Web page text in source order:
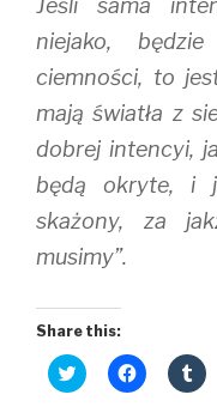
Jeśli sama
niejako,
ciemności, to
mają światła z
dobrej intencyi,
będą okryte, i
skażony, za
musimy”.
Share this:
C
l
C
l
C
l